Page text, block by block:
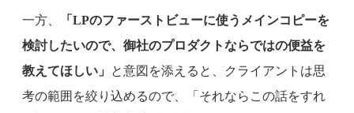
一方、
「LPのファーストビューに使うメインコピーを
検討したいので、御社のプロダクトならではの便益を
教えてほしい」
と意図を添えると、クライアントは思
考の範囲を絞り込めるので、「それならこの話をすれ